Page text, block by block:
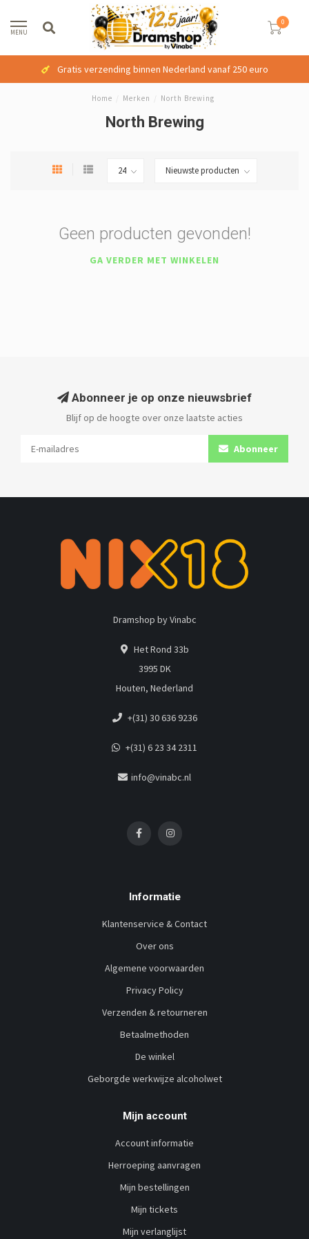
MENU
0
Gratis verzending binnen Nederland vanaf 250 euro
Home Merken North Brewing
North Brewing
Geen producten gevonden!
GA VERDER MET WINKELEN
Abonneer je op onze nieuwsbrief
Blijf op de hoogte over onze laatste acties
Abonneer
Dramshop by Vinabc
Het Rond 33b
3995 DK
Houten, Nederland
+(31) 30 636 9236
+(31) 6 23 34 2311
info@vinabc.nl
Informatie
Klantenservice & Contact
Over ons
Algemene voorwaarden
Privacy Policy
Verzenden & retourneren
Betaalmethoden
De winkel
Geborgde werkwijze alcoholwet
Mijn account
Account informatie
Herroeping aanvragen
Mijn bestellingen
Mijn tickets
Mijn verlanglijst